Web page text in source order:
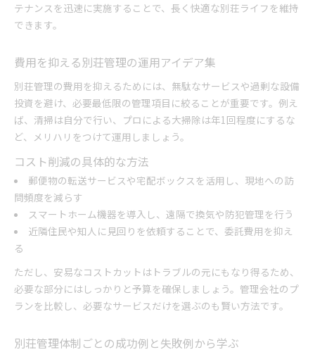
テナンスを迅速に実施することで、長く快適な別荘ライフを維持
できます。
費用を抑える別荘管理の運用アイデア集
別荘管理の費用を抑えるためには、無駄なサービスや過剰な設備
投資を避け、必要最低限の管理項目に絞ることが重要です。例え
ば、清掃は自分で行い、プロによる大掃除は年1回程度にするな
ど、メリハリをつけて運用しましょう。
コスト削減の具体的な方法
郵便物の転送サービスや宅配ボックスを活用し、現地への訪
問頻度を減らす
スマートホーム機器を導入し、遠隔で換気や防犯管理を行う
近隣住民や知人に見回りを依頼することで、委託費用を抑え
る
ただし、安易なコストカットはトラブルの元にもなり得るため、
必要な部分にはしっかりと予算を確保しましょう。管理会社のプ
ランを比較し、必要なサービスだけを選ぶのも賢い方法です。
別荘管理体制ごとの成功例と失敗例から学ぶ